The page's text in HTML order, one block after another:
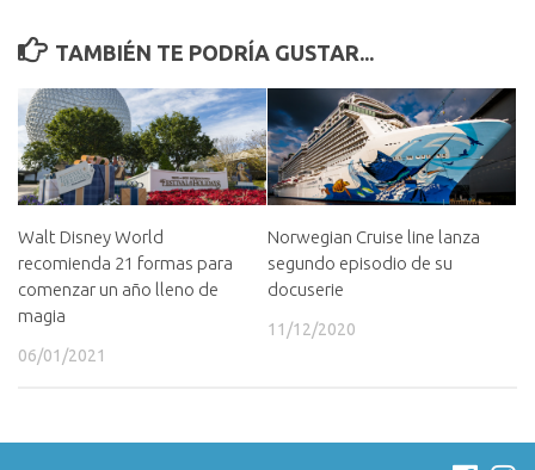
TAMBIÉN TE PODRÍA GUSTAR...
Walt Disney World
recomienda 21 formas para
comenzar un año lleno de
magia
06/01/2021
Norwegian Cruise line lanza
segundo episodio de su
docuserie
11/12/2020